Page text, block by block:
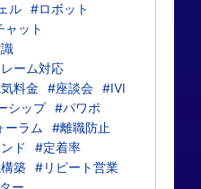
ル #ロボット
ャット
ーム対応
料金 #座談会 #IVI
シップ #パワポ
ーラム
#離職防止
ド
#定着率
築 #リピート営業